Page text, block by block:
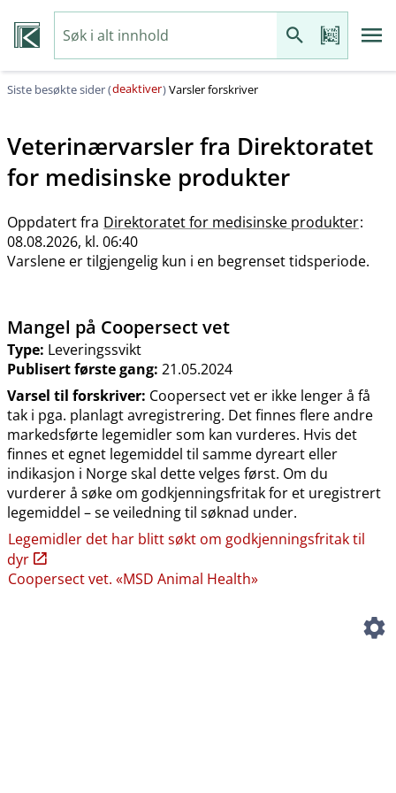
Siste besøkte sider (deaktiver)Varsler forskriver
Veterinærvarsler fra Direktoratet
for medisinske produkter
Oppdatert fra Direktoratet for medisinske produkter:
08.08.2026, kl. 06:40
Varslene er tilgjengelig kun i en begrenset tidsperiode.
Mangel på Coopersect vet
Type: Leveringssvikt
Publisert første gang: 21.05.2024
Varsel til forskriver: Coopersect vet er ikke lenger å få
tak i pga. planlagt avregistrering. Det finnes flere andre
markedsførte legemidler som kan vurderes. Hvis det
finnes et egnet legemiddel til samme dyreart eller
indikasjon i Norge skal dette velges først. Om du
vurderer å søke om godkjenningsfritak for et uregistrert
legemiddel – se veiledning til søknad under.
Legemidler det har blitt søkt om godkjenningsfritak til
dyr
Coopersect vet. «MSD Animal Health»